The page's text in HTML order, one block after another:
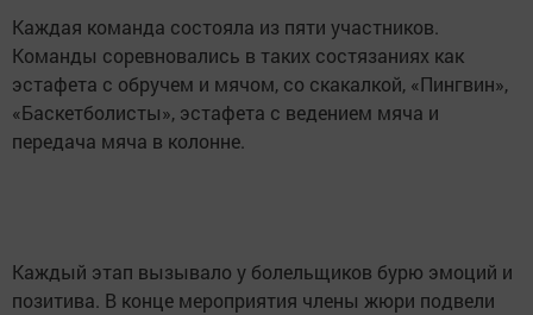
Каждая команда состояла из пяти участников.
Команды соревновались в таких состязаниях как
эстафета с обручем и мячом, со скакалкой, «Пингвин»,
«Баскетболисты», эстафета с ведением мяча и
передача мяча в колонне.
Каждый этап вызывало у болельщиков бурю эмоций и
позитива. В конце мероприятия члены жюри подвели